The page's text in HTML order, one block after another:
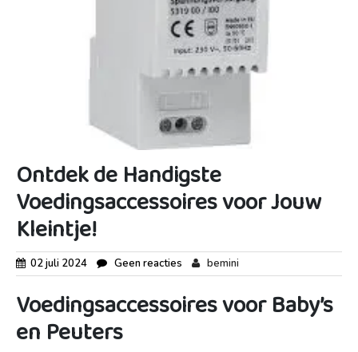
Ontdek de Handigste
Voedingsaccessoires voor Jouw
Kleintje!
02 juli 2024 Geen reacties bemini
Voedingsaccessoires voor Baby’s
en Peuters